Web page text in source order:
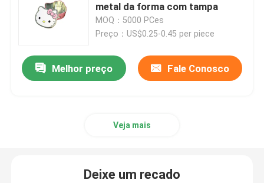
metal da forma com tampa
MOQ：5000 PCes
Preço：US$0.25-0.45 per piece
Melhor preço Fale Conosco
Veja mais
Deixe um recado